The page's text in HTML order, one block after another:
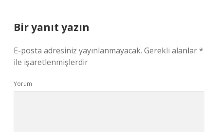
Bir yanıt yazın
E-posta adresiniz yayınlanmayacak. Gerekli alanlar*
ile işaretlenmişlerdir
Yorum